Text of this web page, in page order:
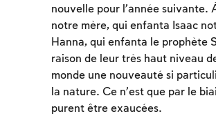
nouvelle pour l’année suivante.
notre mère, qui enfanta Isaac
Hanna, qui enfanta le prophète
raison de leur très haut niveau
monde une nouveauté si
la nature. Ce n’est que par le
purent être exaucées.